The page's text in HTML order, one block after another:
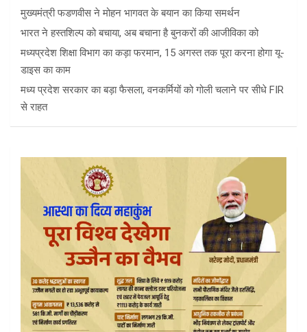
मुख्यमंत्री फडणवीस ने मोहन भागवत के बयान का किया समर्थन
भारत ने हस्तशिल्प को बचाया, अब बचाना है बुनकरों की आजीविका को
मध्यप्रदेश शिक्षा विभाग का कड़ा फरमान, 15 अगस्त तक पूरा करना होगा यू-
डाइस का काम
मध्य प्रदेश सरकार का बड़ा फैसला, वनकर्मियों को गोली चलाने पर सीधे FIR
से राहत